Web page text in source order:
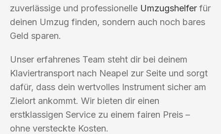
zuverlässige und professionelle Umzugshelfer für
deinen Umzug finden, sondern auch noch bares
Geld sparen.
Unser erfahrenes Team steht dir bei deinem
Klaviertransport nach Neapel zur Seite und sorgt
dafür, dass dein wertvolles Instrument sicher am
Zielort ankommt. Wir bieten dir einen
erstklassigen Service zu einem fairen Preis –
ohne versteckte Kosten.